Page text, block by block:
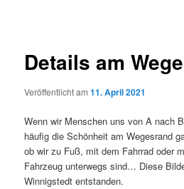
Details am
Veröffentlicht am11. April 2021
Wenn wir Menschen uns von A nach
häufig die Schönheit am Wegesrand
ob wir zu Fuß, mit dem Fahrrad oder
Fahrzeug unterwegs sind… Diese
Winnigstedt entstanden.